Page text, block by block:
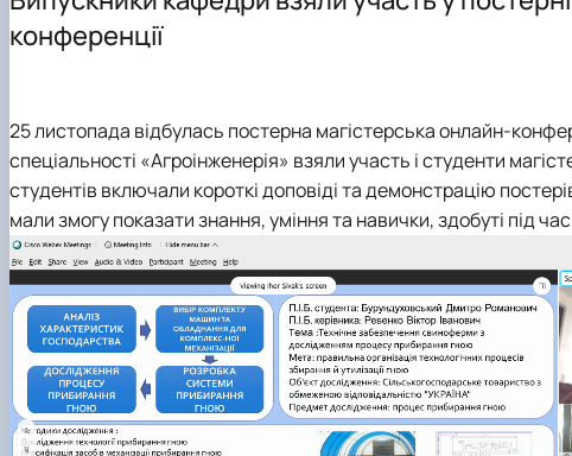
конференції
25 листопада відбулась постерна магістерська онлайн-
спеціальності «Агроінженерія» взяли участь і студенти
студентів включали короткі доповіді та демонстрацію
мали змогу показати знання, уміння та навички, здобуті під